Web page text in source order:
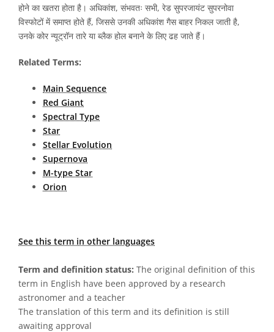
होने का खतरा होता है। अधिकांश, संभवतः सभी, रेड सुपरजायंट सुपरनोवा
विस्फोटों में समाप्त होते हैं, जिससे उनकी अधिकांश गैस बाहर निकल जाती है,
उनके कोर न्यूट्रॉन तारे या ब्लैक होल बनाने के लिए ढह जाते हैं।
Related Terms:
Main Sequence
Red Giant
Spectral Type
Star
Stellar Evolution
Supernova
M-type Star
Orion
See this term in other languages
Term and definition status: The original definition of this
term in English have been approved by a research
astronomer and a teacher
The translation of this term and its definition is still
awaiting approval